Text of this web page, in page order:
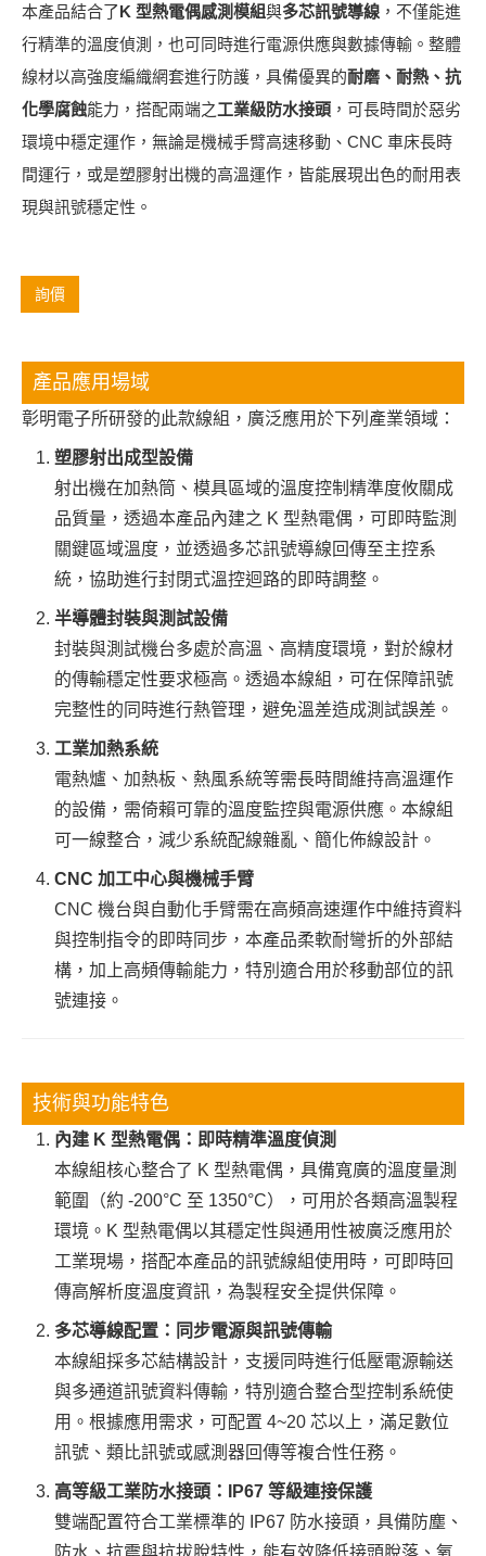
本產品結合了K 型熱電偶感測模組與多芯訊號導線，不僅能進
行精準的溫度偵測，也可同時進行電源供應與數據傳輸。整體
線材以高強度編織網套進行防護，具備優異的耐磨、耐熱、抗
化學腐蝕能力，搭配兩端之工業級防水接頭，可長時間於惡劣
環境中穩定運作，無論是機械手臂高速移動、CNC 車床長時
間運行，或是塑膠射出機的高溫運作，皆能展現出色的耐用表
現與訊號穩定性。
詢價
產品應用場域
彰明電子所研發的此款線組，廣泛應用於下列產業領域：
塑膠射出成型設備
射出機在加熱筒、模具區域的溫度控制精準度攸關成
品質量，透過本產品內建之 K 型熱電偶，可即時監測
關鍵區域溫度，並透過多芯訊號導線回傳至主控系
統，協助進行封閉式溫控迴路的即時調整。
半導體封裝與測試設備
封裝與測試機台多處於高溫、高精度環境，對於線材
的傳輸穩定性要求極高。透過本線組，可在保障訊號
完整性的同時進行熱管理，避免溫差造成測試誤差。
工業加熱系統
電熱爐、加熱板、熱風系統等需長時間維持高溫運作
的設備，需倚賴可靠的溫度監控與電源供應。本線組
可一線整合，減少系統配線雜亂、簡化佈線設計。
CNC 加工中心與機械手臂
CNC 機台與自動化手臂需在高頻高速運作中維持資料
與控制指令的即時同步，本產品柔軟耐彎折的外部結
構，加上高頻傳輸能力，特別適合用於移動部位的訊
號連接。
技術與功能特色
內建 K 型熱電偶：即時精準溫度偵測
本線組核心整合了 K 型熱電偶，具備寬廣的溫度量測
範圍（約 -200°C 至 1350°C），可用於各類高溫製程
環境。K 型熱電偶以其穩定性與通用性被廣泛應用於
工業現場，搭配本產品的訊號線組使用時，可即時回
傳高解析度溫度資訊，為製程安全提供保障。
多芯導線配置：同步電源與訊號傳輸
本線組採多芯結構設計，支援同時進行低壓電源輸送
與多通道訊號資料傳輸，特別適合整合型控制系統使
用。根據應用需求，可配置 4~20 芯以上，滿足數位
訊號、類比訊號或感測器回傳等複合性任務。
高等級工業防水接頭：IP67 等級連接保護
雙端配置符合工業標準的 IP67 防水接頭，具備防塵、
防水、抗震與抗拔脫特性，能有效降低接頭脫落、氧